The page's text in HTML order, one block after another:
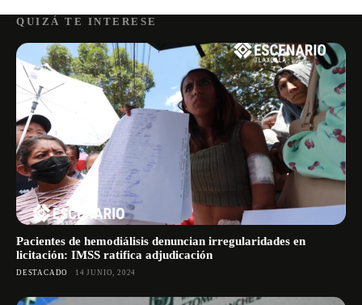
QUIZÁ TE INTERESE
Pacientes de hemodiálisis denuncian irregularidades en
licitación: IMSS ratifica adjudicación
DESTACADO 14 JUNIO, 2024